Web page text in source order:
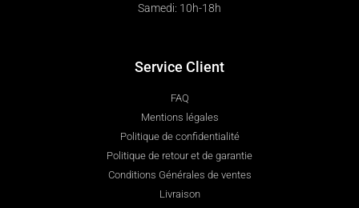
Samedi: 10h-18h
Service Client
FAQ
Mentions légales
Politique de confidentialité
Politique de retour et de garantie
Conditions Générales de ventes
Livraison